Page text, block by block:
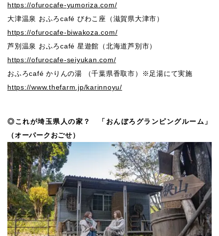
https://ofurocafe-yumoriza.com/
⼤津温泉 おふろcafé びわこ座（滋賀県⼤津市）
https://ofurocafe-biwakoza.com/
芦別温泉 おふろcafé 星遊館（北海道芦別市）
https://ofurocafe-seiyukan.com/
おふろcafé かりんの湯 （千葉県⾹取市）※足湯にて実施
https://www.thefarm.jp/karinnoyu/
◎これが埼玉県人の家？ 「おんぼろグランピングルーム」
（オーパークおごせ）